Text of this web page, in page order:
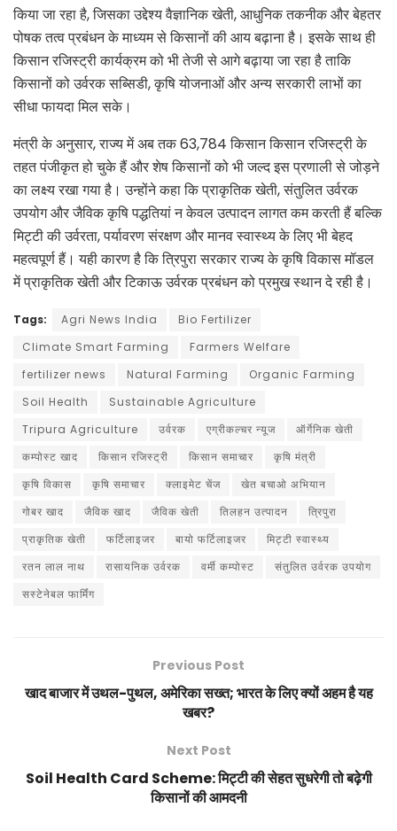
किया जा रहा है, जिसका उद्देश्य वैज्ञानिक खेती, आधुनिक तकनीक और बेहतर
पोषक तत्व प्रबंधन के माध्यम से किसानों की आय बढ़ाना है। इसके साथ ही
किसान रजिस्ट्री कार्यक्रम को भी तेजी से आगे बढ़ाया जा रहा है ताकि
किसानों को उर्वरक सब्सिडी, कृषि योजनाओं और अन्य सरकारी लाभों का
सीधा फायदा मिल सके।
मंत्री के अनुसार, राज्य में अब तक 63,784 किसान किसान रजिस्ट्री के
तहत पंजीकृत हो चुके हैं और शेष किसानों को भी जल्द इस प्रणाली से जोड़ने
का लक्ष्य रखा गया है। उन्होंने कहा कि प्राकृतिक खेती, संतुलित उर्वरक
उपयोग और जैविक कृषि पद्धतियां न केवल उत्पादन लागत कम करती हैं बल्कि
मिट्टी की उर्वरता, पर्यावरण संरक्षण और मानव स्वास्थ्य के लिए भी बेहद
महत्वपूर्ण हैं। यही कारण है कि त्रिपुरा सरकार राज्य के कृषि विकास मॉडल
में प्राकृतिक खेती और टिकाऊ उर्वरक प्रबंधन को प्रमुख स्थान दे रही है।
Tags: Agri News India
Bio Fertilizer
Climate Smart Farming
Farmers Welfare
fertilizer news
Natural Farming
Organic Farming
Soil Health
Sustainable Agriculture
Tripura Agriculture
उर्वरक एग्रीकल्चर न्यूज
ऑर्गेनिक खेती
कम्पोस्ट खाद
किसान रजिस्ट्री किसान समाचार
कृषि मंत्री
कृषि विकास
कृषि समाचार क्लाइमेट चेंज
खेत बचाओ अभियान
गोबर खाद
जैविक खाद जैविक खेती तिलहन उत्पादन
त्रिपुरा
प्राकृतिक खेती
फर्टिलाइजर बायो फर्टिलाइजर
मिट्टी स्वास्थ्य
रतन लाल नाथ
रासायनिक उर्वरक वर्मी कम्पोस्ट
संतुलित उर्वरक उपयोग
सस्टेनेबल फार्मिंग
Previous Post
खाद बाजार में उथल-पुथल, अमेरिका सख्त; भारत के लिए क्यों अहम है यह
खबर?
Next Post
Soil Health Card Scheme: मिट्टी की सेहत सुधरेगी तो बढ़ेगी
किसानों की आमदनी